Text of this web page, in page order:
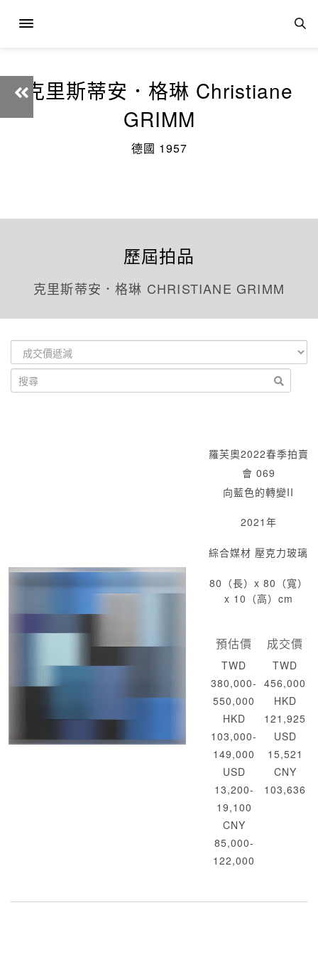
克里斯蒂安．格琳 Christiane
GRIMM
德國 1957
歷屆拍品
克里斯蒂安．格琳 CHRISTIANE GRIMM
羅芙奧2022春季拍賣
會 069
向藍色的轉變II
2021年
綜合媒材 壓克力玻璃
80（長）x 80（寬）
x 10（高）cm
預估價
TWD
380,000-
550,000
HKD
103,000-
149,000
USD
13,200-
19,100
CNY
85,000-
122,000
成交價
TWD
456,000
HKD
121,925
USD
15,521
CNY
103,636